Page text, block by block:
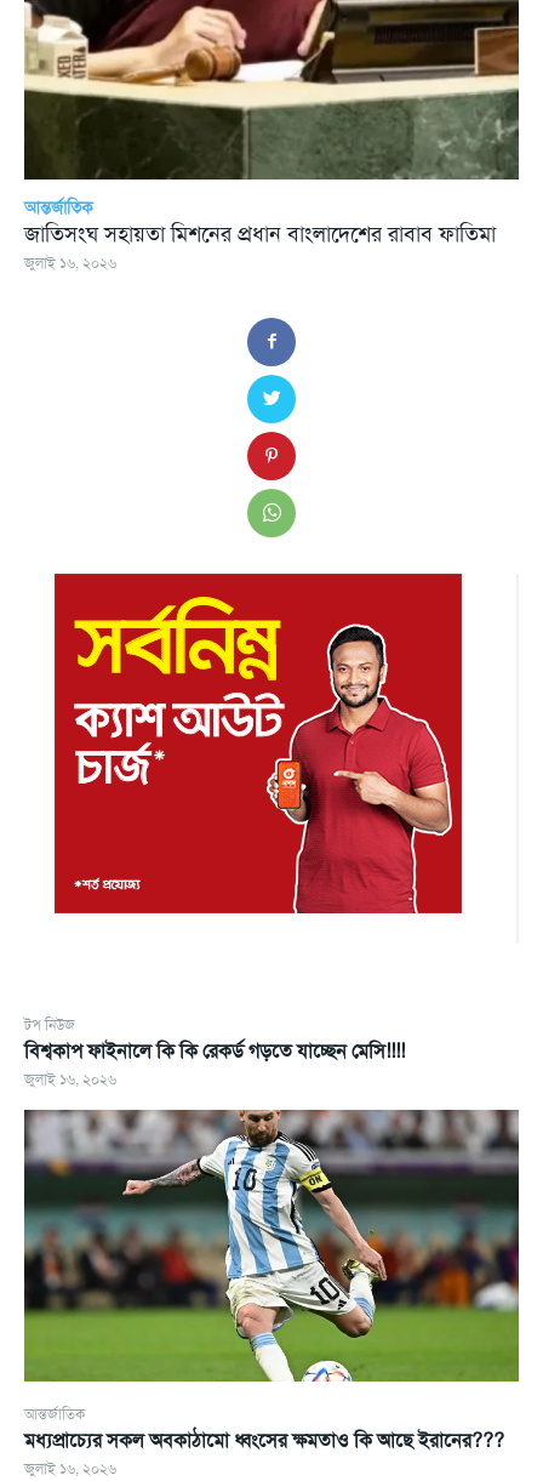
টপ নিউজ
বিশ্বকাপ ফাইনালে কি কি রেকর্ড গড়তে যাচ্ছেন মেসি!!!!
জুলাই ১৬, ২০২৬
আন্তর্জাতিক
মধ্যপ্রাচ্যের সকল অবকাঠামো ধ্বংসের ক্ষমতাও কি আছে ইরানের???
জুলাই ১৬, ২০২৬
আন্তর্জাতিক
জাতিসংঘ সহায়তা মিশনের প্রধান বাংলাদেশের রাবাব ফাতিমা
জুলাই ১৬, ২০২৬